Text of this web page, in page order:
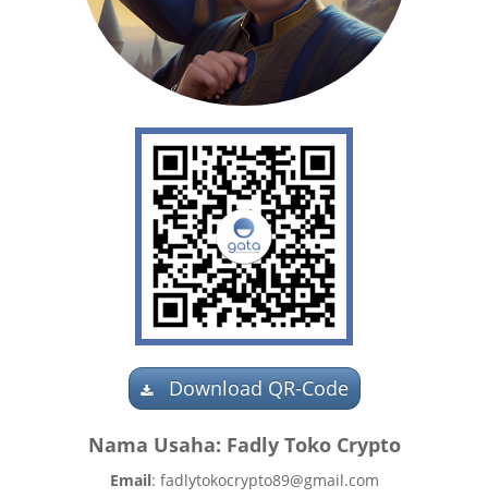
Download QR-Code
Nama Usaha: Fadly Toko Crypto
Email: fadlytokocrypto89@gmail.com